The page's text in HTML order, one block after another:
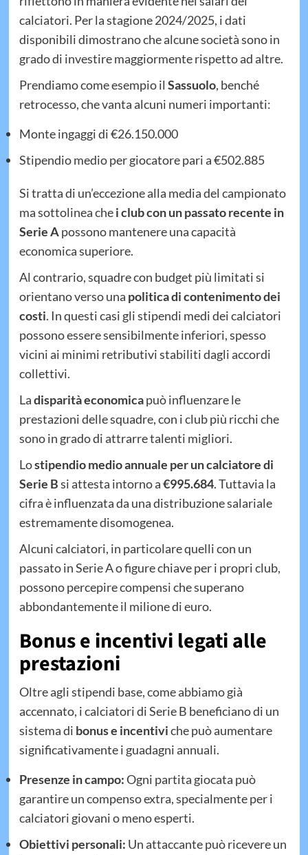
calciatori. Per la stagione 2024/2025, i dati
disponibili dimostrano che alcune società sono in
grado di investire maggiormente rispetto ad altre.
Prendiamo come esempio il Sassuolo, benché
retrocesso, che vanta alcuni numeri importanti:
Monte ingaggi di €26.150.000
Stipendio medio per giocatore pari a €502.885
Si tratta di un’eccezione alla media del campionato
ma sottolinea chei club con un passato recente in
Serie Apossono mantenere una capacità
economica superiore.
Al contrario, squadre con budget più limitati si
orientano verso una politica di contenimento dei
costi. In questi casi gli stipendi medi dei calciatori
possono essere sensibilmente inferiori, spesso
vicini ai minimi retributivi stabiliti dagli accordi
collettivi.
Ladisparità economicapuò influenzare le
prestazioni delle squadre, con i club più ricchi che
sono in grado di attrarre talenti migliori.
Lostipendio medio annuale per un calciatore di
Serie Bsi attesta intorno a€995.684. Tuttavia la
cifra è influenzata da una distribuzione salariale
estremamente disomogenea.
Alcuni calciatori, in particolare quelli con un
passato in Serie A o figure chiave per i propri club,
possono percepire compensi che superano
abbondantemente il milione di euro.
Bonus e incentivi legati alle
prestazioni
Oltre agli stipendi base, come abbiamo già
accennato, i calciatori di Serie B beneficiano di un
sistema di bonus e incentiviche può aumentare
significativamente i guadagni annuali.
Presenze in campo:Ogni partita giocata può
garantire un compenso extra, specialmente per i
calciatori giovani o meno esperti.
Obiettivi personali: Un attaccante può ricevere un